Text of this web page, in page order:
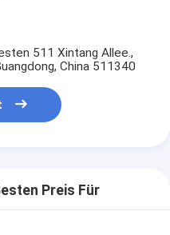
511 Xintang Allee.,
China 511340
Preis Für